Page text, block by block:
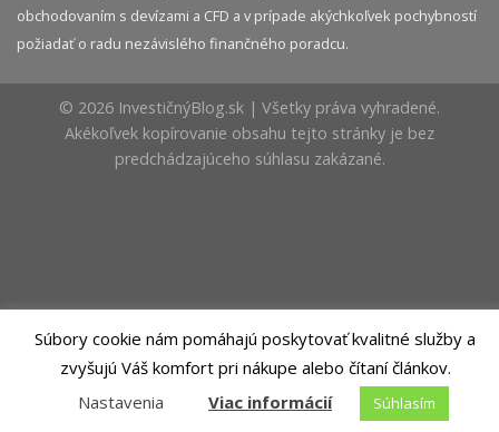
obchodovaním s devízami a CFD a v prípade akýchkoľvek pochybností
požiadať o radu nezávislého finančného poradcu.
© 2026 InvestičnýBlog.sk | Všetky práva vyhradené.
Akékoľvek kopírovanie obsahu tejto stránky je bez
predchádzajúceho súhlasu zakázané.
Súbory cookie nám pomáhajú poskytovať kvalitné služby a
zvyšujú Váš komfort pri nákupe alebo čítaní článkov.
Nastavenia
Viac informácií Súhlasím